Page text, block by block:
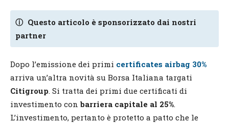
ⓘ Questo articolo è sponsorizzato dai nostri
partner
Dopo l’emissione dei primi certificates airbag 30%
arriva un’altra novità su Borsa Italiana targati
Citigroup. Si tratta dei primi due certificati di
investimento conbarriera capitale al 25%.
L’investimento, pertanto è protetto a patto che le